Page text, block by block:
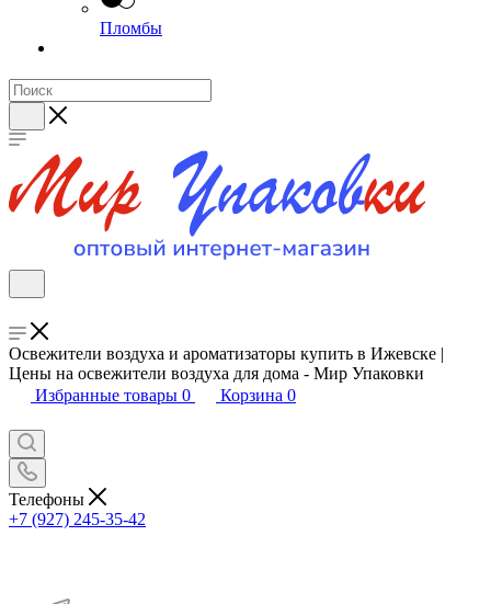
Пломбы
Освежители воздуха и ароматизаторы купить в Ижевске |
Цены на освежители воздуха для дома - Мир Упаковки
Избранные товары 0 Корзина 0
Телефоны
+7 (927) 245-35-42